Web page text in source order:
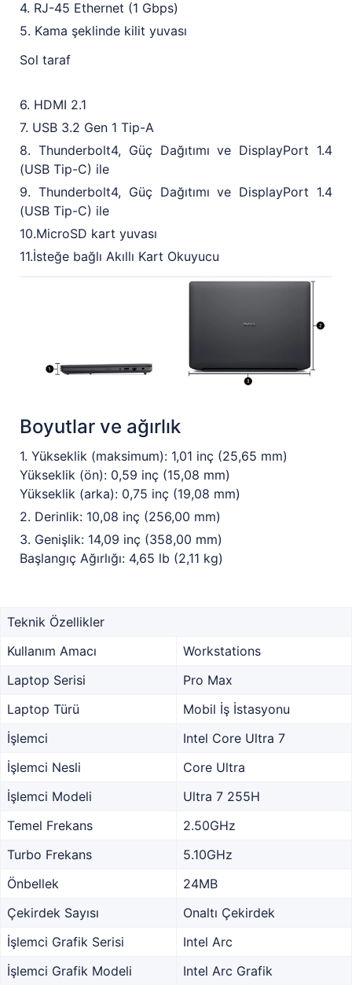
4. RJ-45 Ethernet (1 Gbps)
5. Kama şeklinde kilit yuvası
Sol taraf
6. HDMI 2.1
7. USB 3.2 Gen 1 Tip-A
8. Thunderbolt4, Güç Dağıtımı ve DisplayPort 1.4
(USB Tip-C) ile
9. Thunderbolt4, Güç Dağıtımı ve DisplayPort 1.4
(USB Tip-C) ile
10.MicroSD kart yuvası
11.İsteğe bağlı Akıllı Kart Okuyucu
Boyutlar ve ağırlık
1. Yükseklik (maksimum): 1,01 inç (25,65 mm)
Yükseklik (ön): 0,59 inç (15,08 mm)
Yükseklik (arka): 0,75 inç (19,08 mm)
2. Derinlik: 10,08 inç (256,00 mm)
3. Genişlik: 14,09 inç (358,00 mm)
Başlangıç Ağırlığı: 4,65 lb (2,11 kg)
Teknik Özellikler
Kullanım Amacı
Workstations
Laptop Serisi
Pro Max
Laptop Türü
Mobil İş İstasyonu
İşlemci
Intel Core Ultra 7
İşlemci Nesli
Core Ultra
İşlemci Modeli
Ultra 7 255H
Temel Frekans
2.50GHz
Turbo Frekans
5.10GHz
Önbellek
24MB
Çekirdek Sayısı
Onaltı Çekirdek
İşlemci Grafik Serisi
Intel Arc
İşlemci Grafik Modeli
Intel Arc Grafik